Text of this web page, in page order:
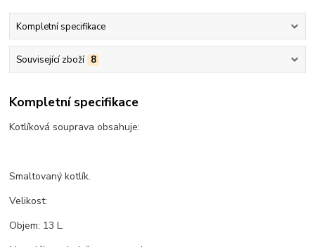
Kompletní specifikace
Související zboží 8
Kompletní specifikace
Kotlíková souprava obsahuje:
Smaltovaný kotlík.
Velikost:
Objem: 13 L.